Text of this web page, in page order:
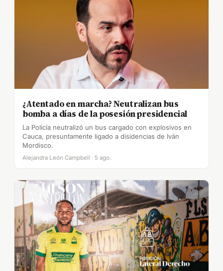
¿Atentado en marcha? Neutralizan bus
bomba a días de la posesión presidencial
La Policía neutralizó un bus cargado con explosivos en
Cauca, presuntamente ligado a disidencias de Iván
Mordisco.
Alejandra León Campbell · 5 ago.